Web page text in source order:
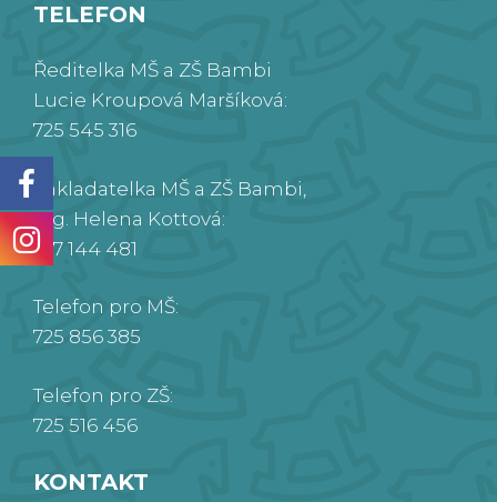
TELEFON
Ředitelka MŠ a ZŠ Bambi
Lucie Kroupová Maršíková:
725 545 316
Zakladatelka MŠ a ZŠ Bambi,
Ing. Helena Kottová:
777 144 481
Telefon pro MŠ:
725 856 385
Telefon pro ZŠ:
725 516 456
KONTAKT